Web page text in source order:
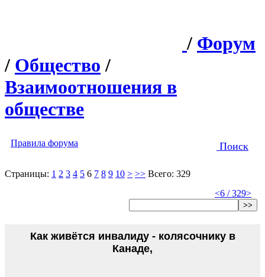
/ Форум
/ Общество /
Взаимоотношения в
обществе
Правила форума Поиск
Страницы: 1 2 3 4 5 6 7 8 9 10 > >> Всего: 329
<6 / 329>
>>
Как живётся инвалиду - колясочнику в
Канаде,